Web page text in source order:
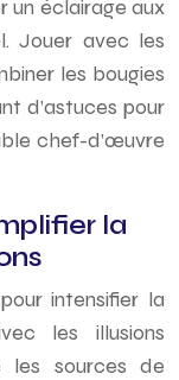
un éclairage aux
Jouer avec les
les bougies
d’astuces pour
chef-d’œuvre
la
intensifier la
les illusions
les sources de